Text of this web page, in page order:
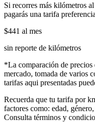
Si recorres más kilómetros
pagarás una tarifa
$441 al mes
sin reporte de kilómetros
*La comparación de precios
mercado, tomada de varios
tarifas aqui presentadas
Recuerda que tu tarifa por
factores como: edad,
Consulta términos y